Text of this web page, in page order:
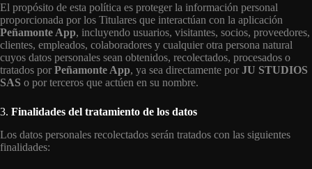
El propósito de esta política es proteger la información personal
proporcionada por los Titulares que interactúan con la aplicación
Peñamonte App, incluyendo usuarios, visitantes, socios, proveedores,
clientes, empleados, colaboradores y cualquier otra persona natural
cuyos datos personales sean obtenidos, recolectados, procesados o
tratados por Peñamonte App, ya sea directamente por JU STUDIOS
SAS o por terceros que actúen en su nombre.
3. Finalidades del tratamiento de los datos
Los datos personales recolectados serán tratados con las siguientes
finalidades: